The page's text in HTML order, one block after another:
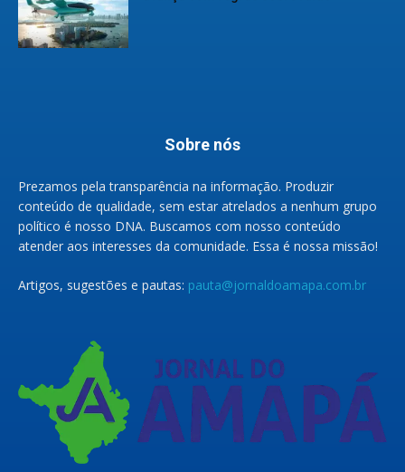
Sobre nós
Prezamos pela transparência na informação. Produzir
conteúdo de qualidade, sem estar atrelados a nenhum grupo
político é nosso DNA. Buscamos com nosso conteúdo
atender aos interesses da comunidade. Essa é nossa missão!
Artigos, sugestões e pautas: pauta@jornaldoamapa.com.br